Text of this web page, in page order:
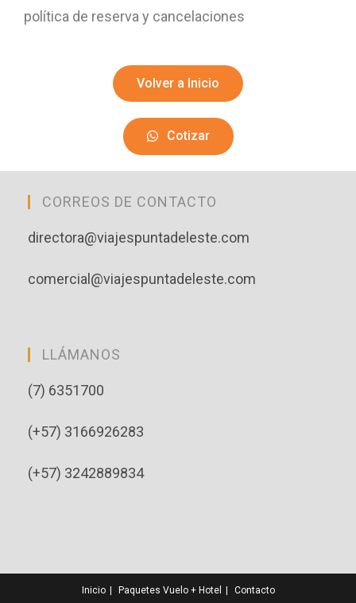
política de reserva y cancelaciones
Volver a Inicio
Cotizar
CORREOS DE CONTACTO
directora@viajespuntadeleste.com
comercial@viajespuntadeleste.com
LLÁMANOS
(7) 6351700
(+57) 3166926283
(+57) 3242889834
Inicio Paquetes Vuelo + Hotel Contacto